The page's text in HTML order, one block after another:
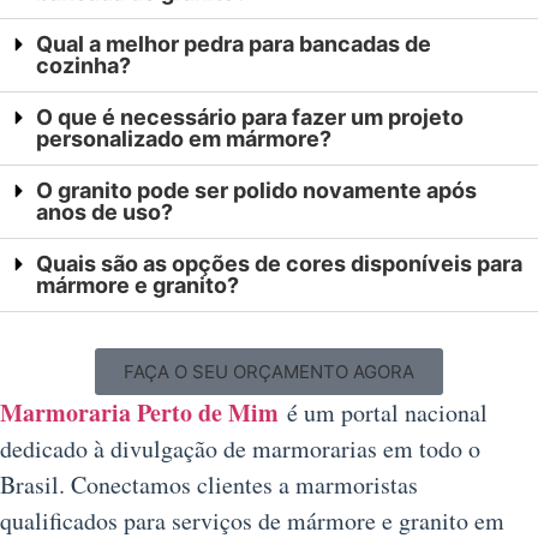
Qual a melhor pedra para bancadas de
cozinha?
O que é necessário para fazer um projeto
personalizado em mármore?
O granito pode ser polido novamente após
anos de uso?
Quais são as opções de cores disponíveis para
mármore e granito?
FAÇA O SEU ORÇAMENTO AGORA
Marmoraria Perto de Mim é um portal nacional
dedicado à divulgação de marmorarias em todo o
Brasil. Conectamos clientes a marmoristas
qualificados para serviços de mármore e granito em